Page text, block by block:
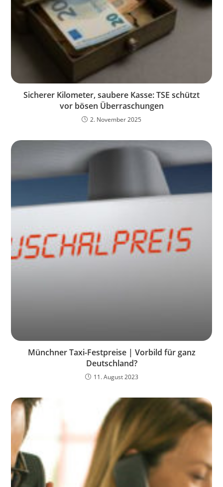
Sicherer Kilometer, saubere Kasse: TSE schützt
vor bösen Überraschungen
2. November 2025
Münchner Taxi-Festpreise | Vorbild für ganz
Deutschland?
11. August 2023